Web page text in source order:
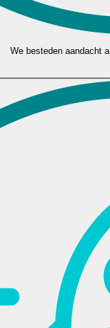
We besteden aandacht